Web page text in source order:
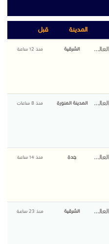
المدينة قبل
البرادات العالمية الشرقية منذ 12 ساعة
البرادات العالمية المدينة المنورة منذ 8 ساعات
البرادات العالمية جدة منذ 14 ساعة
البرادات العالمية الشرقية منذ 23 ساعة